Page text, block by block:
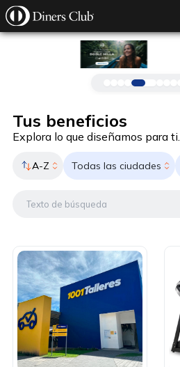
Pasar al contenido principal
Tus beneficios
Explora lo que diseñamos para ti.
A-Z Todas las ciudades